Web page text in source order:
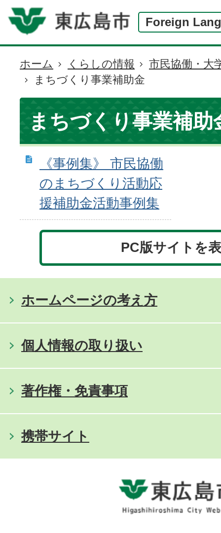
Foreign
現
在
の
置
ホーム くらしの情報
市民協働・大
まちづくり事業補助金
まちづくり事業補助
《事例集》 市民協働
のまちづくり活動応
援補助金活動事例集
PC版サイトを
ホームページの考え方
個人情報の取り扱い
著作権・免責事項
携帯サイト